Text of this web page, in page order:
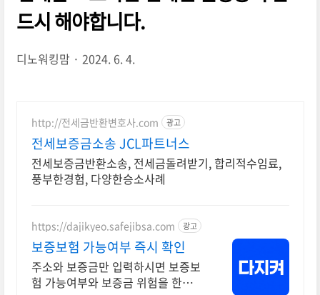
드시 해야합니다.
디노워킹맘 2024. 6. 4.
http://전세금반환변호사.com 광고
전세보증금소송 JCL파트너스
전세보증금반환소송, 전세금돌려받기, 합리적수임료,
풍부한경험, 다양한승소사례
https://dajikyeo.safejibsa.com 광고
보증보험 가능여부 즉시 확인
주소와 보증금만 입력하시면 보증보
험 가능여부와 보증금 위험을 한번에